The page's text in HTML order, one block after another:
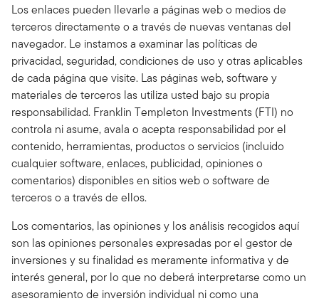
Los enlaces pueden llevarle a páginas web o medios de
terceros directamente o a través de nuevas ventanas del
navegador. Le instamos a examinar las políticas de
privacidad, seguridad, condiciones de uso y otras aplicables
de cada página que visite. Las páginas web, software y
materiales de terceros las utiliza usted bajo su propia
responsabilidad. Franklin Templeton Investments (FTI) no
controla ni asume, avala o acepta responsabilidad por el
contenido, herramientas, productos o servicios (incluido
cualquier software, enlaces, publicidad, opiniones o
comentarios) disponibles en sitios web o software de
terceros o a través de ellos.
Los comentarios, las opiniones y los análisis recogidos aquí
son las opiniones personales expresadas por el gestor de
inversiones y su finalidad es meramente informativa y de
interés general, por lo que no deberá interpretarse como un
asesoramiento de inversión individual ni como una